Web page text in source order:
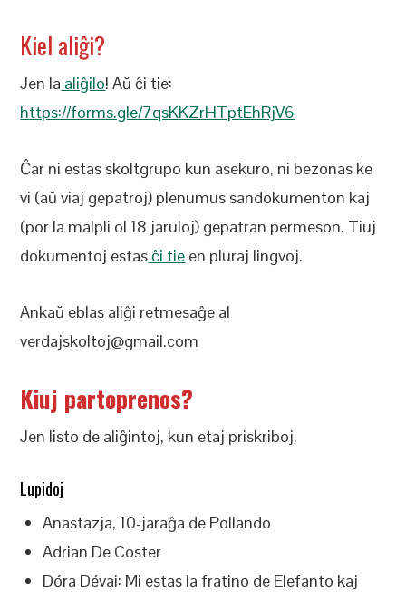
Kiel aliĝi?
Jen la aliĝilo! Aŭ ĉi tie:
https://forms.gle/7qsKKZrHTptEhRjV6
Ĉar ni estas skoltgrupo kun asekuro, ni bezonas ke
vi (aŭ viaj gepatroj) plenumus sandokumenton kaj
(por la malpli ol 18 jaruloj) gepatran permeson. Tiuj
dokumentoj estasĉi tie en pluraj lingvoj.
Ankaŭ eblas aliĝi retmesaĝe al
verdajskoltoj@gmail.com
Kiuj partoprenos?
Jen listo de aliĝintoj, kun etaj priskriboj.
Lupidoj
Anastazja, 10-jaraĝa de Pollando
Adrian De Coster
Dóra Dévai: Mi estas la fratino de Elefanto kaj